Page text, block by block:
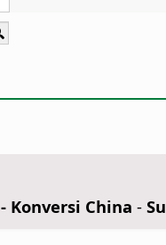
Konversi China -